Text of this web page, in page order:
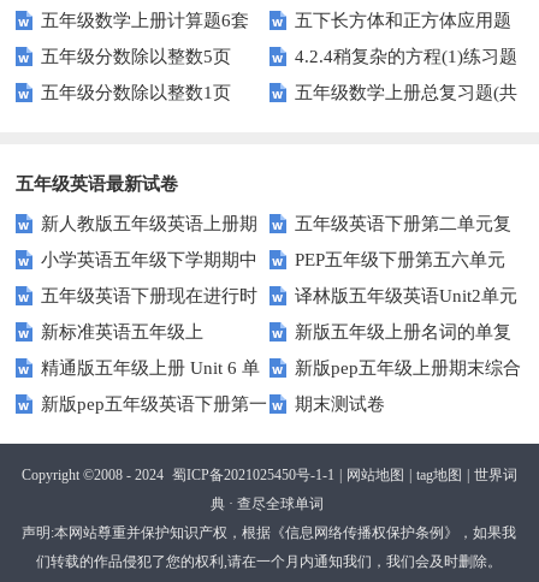
人教版）
题——选择题专项练习
五年级数学上册计算题6套
五下长方体和正方体应用题
专项训练
五年级分数除以整数5页
4.2.4稍复杂的方程(1)练习题
及答案
五年级分数除以整数1页
五年级数学上册总复习题(共
五年级英语最新试卷
新人教版五年级英语上册期
中词汇复习Unit1-Unit3
五年级英语下册第二单元复
习卷
小学英语五年级下学期期中
书写及单词识记测试卷
PEP五年级下册第五六单元
练习题
五年级英语下册现在进行时
练习题
译林版五年级英语Unit2单元
测试卷
新标准英语五年级上
module2复习题
新版五年级上册名词的单复
数形式复习题
精通版五年级上册 Unit 6 单
元测试
新版pep五年级上册期末综合
测试卷
新版pep五年级英语下册第一
二单元测试题(Unit1-Unit2)
期末测试卷
Copyright ©2008 - 2024 蜀ICP备2021025450号-1-1 | 网站地图 | tag地图 | 世界词
典 · 查尽全球单词
声明:本网站尊重并保护知识产权，根据《信息网络传播权保护条例》，如果我
们转载的作品侵犯了您的权利,请在一个月内通知我们，我们会及时删除。